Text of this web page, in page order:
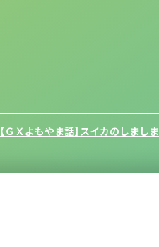
【ＧＸよもやま話】スイカのしましま